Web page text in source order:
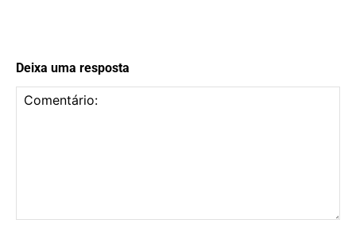
Deixa uma resposta